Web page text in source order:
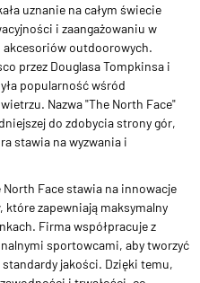
uznanie na całym świecie
i zaangażowaniu w
akcesoriów outdoorowych.
przez Douglasa Tompkinsa i
popularność wśród
Nazwa "The North Face"
do zdobycia strony gór,
stawia na wyzwania i
Face stawia na innowacje
zapewniają maksymalny
Firma współpracuje z
sportowcami, aby tworzyć
jakości. Dzięki temu,